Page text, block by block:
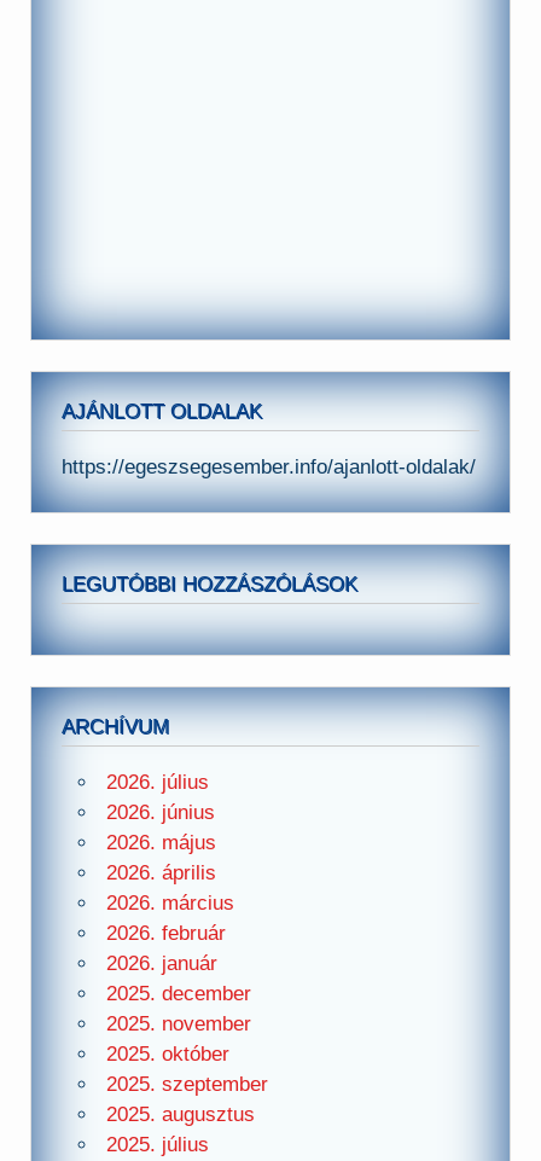
AJÁNLOTT OLDALAK
https://egeszsegesember.info/ajanlott-oldalak/
LEGUTÓBBI HOZZÁSZÓLÁSOK
ARCHÍVUM
2026. július
2026. június
2026. május
2026. április
2026. március
2026. február
2026. január
2025. december
2025. november
2025. október
2025. szeptember
2025. augusztus
2025. július